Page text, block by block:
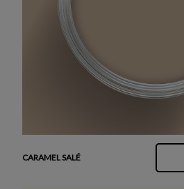
CARAMEL SALÉ